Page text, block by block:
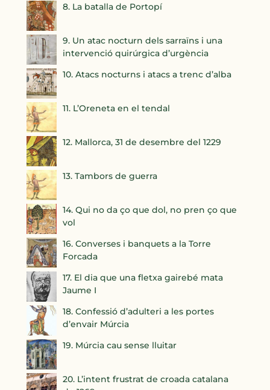
8. La batalla de Portopí
9. Un atac nocturn dels sarraïns i una
intervenció quirúrgica d’urgència
10. Atacs nocturns i atacs a trenc d’alba
11. L’Oreneta en el tendal
12. Mallorca, 31 de desembre del 1229
13. Tambors de guerra
14. Qui no da ço que dol, no pren ço que
vol
16. Converses i banquets a la Torre
Forcada
17. El dia que una fletxa gairebé mata
Jaume I
18. Confessió d’adulteri a les portes
d’envair Múrcia
19. Múrcia cau sense lluitar
20. L’intent frustrat de croada catalana